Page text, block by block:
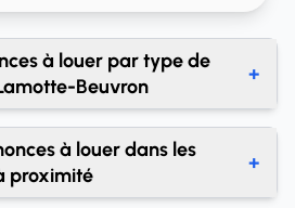
à louer par type de
Beuvron
+
Beuvron
à louer dans les
proximité
+